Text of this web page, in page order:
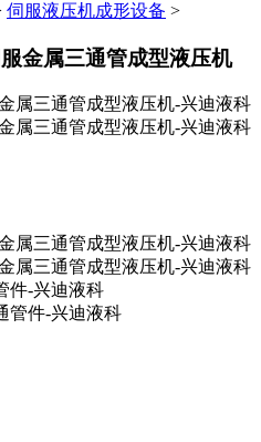
伺服液压机成形设备 >
金属三通管成型液压机